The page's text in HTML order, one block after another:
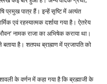
प्रमुख पात्र हैं। इन्हें सृष्टि में अत्यंत
एवं रहस्यात्मक दर्शाया गया है। ऐतरेय
नामक राजा का अभिषेक कराया था।
है। शतपथ ब्राह्मण में प्रजापति को
के वर्णन में कहा गया है कि ब्रह्माजी के